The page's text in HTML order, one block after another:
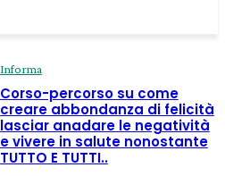
Informa
Corso-percorso su come
creare abbondanza di felicità
lasciar anadare le negatività
e vivere in salute nonostante
TUTTO E TUTTI..